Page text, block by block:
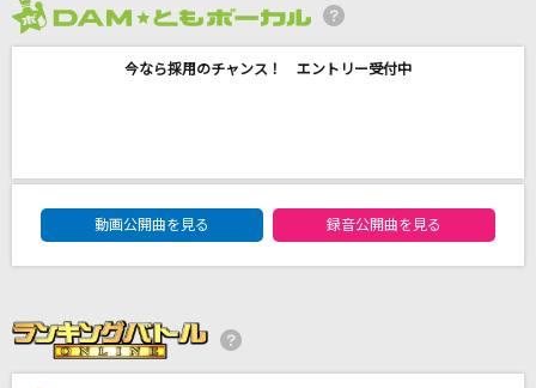
[生音]貴方の恋人になりたいのです
SEKAI NO OWARI(世界の終わり)
SCANNER
今なら採用のチャンス！ エントリー受付中
DAM★ともボーカルエントリーランキング
動画公開曲を見る
録音公開曲を見る